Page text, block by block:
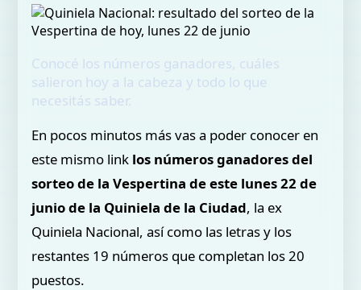
Conocé los números ganadores, cuáles
salieron hoy a la cabeza y todo lo que
necesitás saber.
En pocos minutos más vas a poder conocer en
este mismo link los números ganadores del
sorteo de la Vespertina de este lunes 22 de
junio de la Quiniela de la Ciudad, la ex
Quiniela Nacional, así como las letras y los
restantes 19 números que completan los 20
puestos.